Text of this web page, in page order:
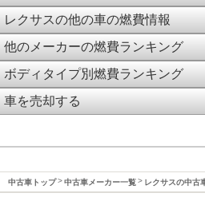
レクサスの他の車の燃費情報
他のメーカーの燃費ランキング
ボディタイプ別燃費ランキング
車を売却する
中古車トップ 中古車メーカー一覧 レクサスの中古